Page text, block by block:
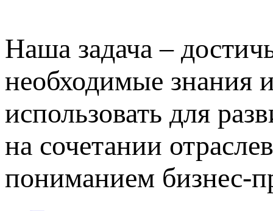
Наша задача –
необходимые знания
использовать для
на сочетании
пониманием бизнес-